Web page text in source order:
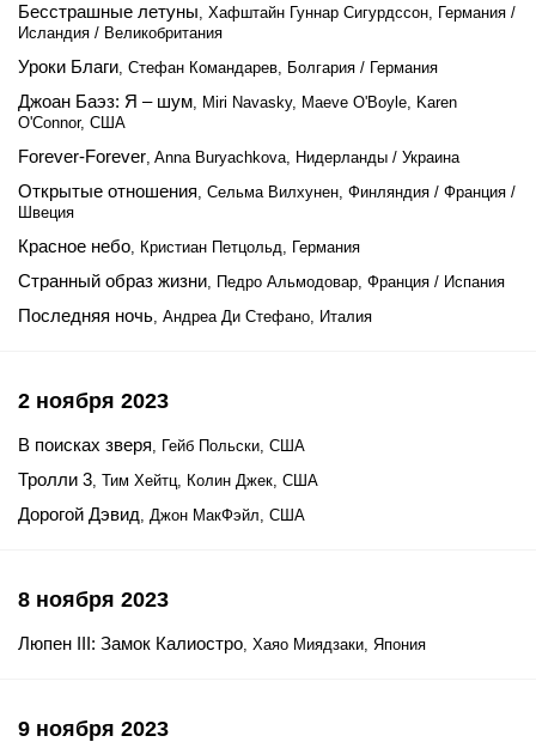
Бесстрашные летуны, Хафштайн Гуннар Сигурдссон, Германия /
Исландия / Великобритания
Уроки Благи, Стефан Командарев, Болгария / Германия
Джоан Баэз: Я – шум, Miri Navasky, Maeve O'Boyle, Karen
O'Connor, США
Forever-Forever, Anna Buryachkova, Нидерланды / Украина
Открытые отношения, Сельма Вилхунен, Финляндия / Франция /
Швеция
Красное небо, Кристиан Петцольд, Германия
Странный образ жизни, Педро Альмодовар, Франция / Испания
Последняя ночь, Андреа Ди Стефано, Италия
2 ноября 2023
В поисках зверя, Гейб Польски, США
Тролли 3, Тим Хейтц, Колин Джек, США
Дорогой Дэвид, Джон МакФэйл, США
8 ноября 2023
Люпен III: Замок Калиостро, Хаяо Миядзаки, Япония
9 ноября 2023